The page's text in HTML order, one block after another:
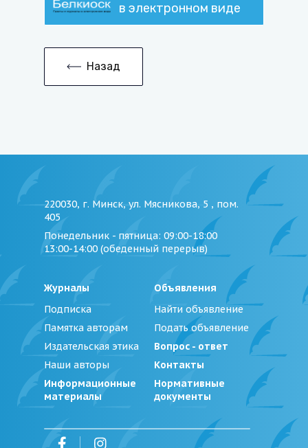
в электронном виде
Назад
220030, г. Минск, ул. Мясникова, 5 , пом.
405
Понедельник - пятница: 09:00-18:00
13:00-14:00 (обеденный перерыв)
Журналы
Подписка
Памятка авторам
Издательская этика
Наши авторы
Информационные
материалы
Объявления
Найти объявление
Подать объявление
Вопрос - ответ
Контакты
Нормативные
документы